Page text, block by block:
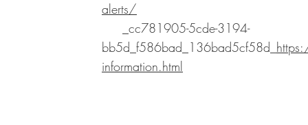
alerts/
_cc781905-5cde-3194-
bb5d_f586bad_136bad5cf58d_
information.html